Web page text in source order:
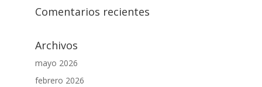
Comentarios recientes
Archivos
mayo 2026
febrero 2026